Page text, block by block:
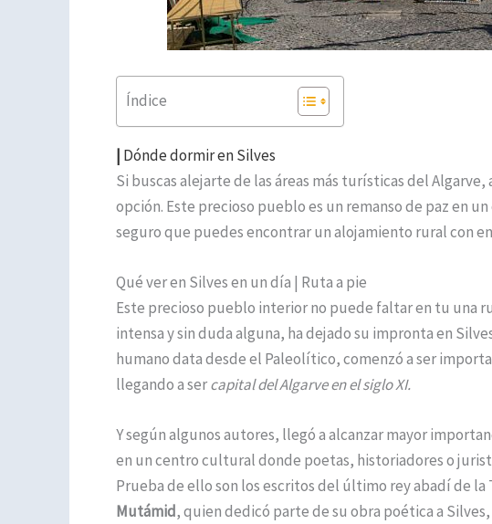
Índice
| Dónde dormir en Silves
Si buscas alejarte de las áreas más turísticas del
opción. Este precioso pueblo es un remanso de paz en
seguro que puedes encontrar un alojamiento rural con
Qué ver en Silves en un día | Ruta a pie
Este precioso pueblo interior no puede faltar en tu una
intensa y sin duda alguna, ha dejado su impronta en
humano data desde el Paleolítico, comenzó a ser
llegando a sercapital del Algarve en el siglo XI.
Y según algunos autores, llegó a alcanzar mayor
en un centro cultural donde poetas, historiadores o
Prueba de ello son los escritos del último rey abadí de la
Mutámid, quien dedicó parte de su obra poética a